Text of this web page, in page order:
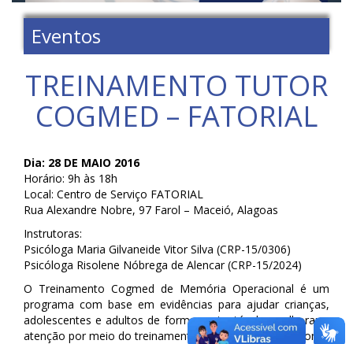
Eventos
TREINAMENTO TUTOR
COGMED – FATORIAL
Dia: 28 DE MAIO 2016
Horário: 9h às 18h
Local: Centro de Serviço FATORIAL
Rua Alexandre Nobre, 97 Farol – Maceió, Alagoas
Instrutoras:
Psicóloga Maria Gilvaneide Vitor Silva (CRP-15/0306)
Psicóloga Risolene Nóbrega de Alencar (CRP-15/2024)
O Treinamento Cogmed de Memória Operacional é um
programa com base em evidências para ajudar crianças,
adolescentes e adultos de forma sustentável a melhorar a
atenção por meio do treinamento da memória operacional.